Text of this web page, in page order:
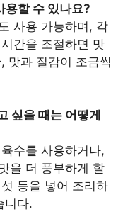
용할 수 있나요?
사용 가능하며, 각
간을 조절하면 맛
맛과 질감이 조금씩
싶을 때는 어떻게
수를 사용하거나,
을 더 풍부하게 할
등을 넣어 조리하
니다.